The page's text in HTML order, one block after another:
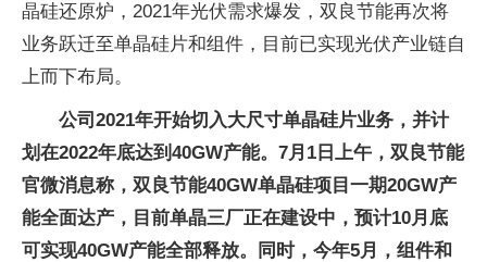
晶硅还原炉，2021年光伏需求爆发，双良节能再次将
业务跃迁至单晶硅片和组件，目前已实现光伏产业链自
上而下布局。
公司2021年开始切入大尺寸单晶硅片业务，并计
划在2022年底达到40GW产能。7月1日上午，双良节能
官微消息称，双良节能40GW单晶硅项目一期20GW产
能全面达产，目前单晶三厂正在建设中，预计10月底
可实现40GW产能全部释放。同时，今年5月，组件和